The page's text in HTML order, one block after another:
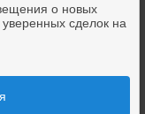
о новых
сделок на
какие то